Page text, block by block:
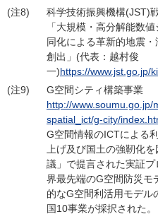
(注8)
科学技術振興機構(JST)
「大規模・高分解能数
同化による革新的地震
創出」(代表：越村俊
一)https://www.jst.go.jp/
(注9)
G空間シティ構築事業
http://
spatial_ict/g-city/
G空間情報のICTによる
上げ及び国土の強靭化
議」で提言された実証
界最先端のG空間防災モ
的なG空間利活用モデル
国10事業が採択された。